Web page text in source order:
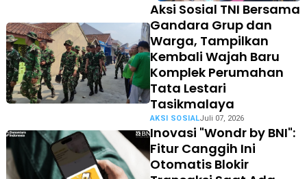
Aksi Sosial TNI Bersama
Gandara Grup dan
Warga, Tampilkan
Kembali Wajah Baru
Komplek Perumahan
Tata Lestari
Tasikmalaya
AKSI SOSIALJuli 07, 2026
Inovasi "Wondr by BNI":
Fitur Canggih Ini
Otomatis Blokir